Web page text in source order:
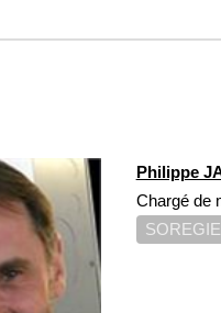
Philippe
Chargé de